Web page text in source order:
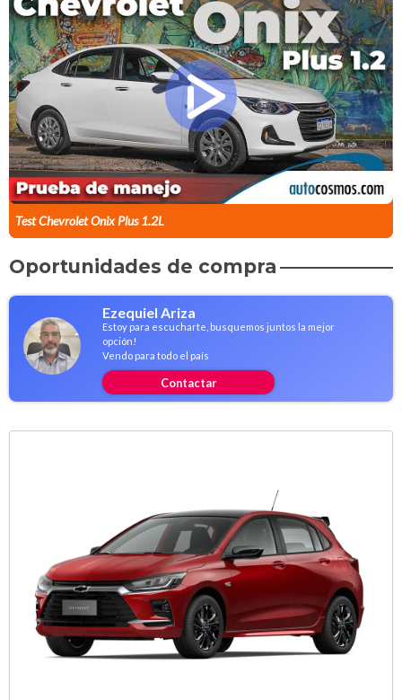
Test Chevrolet Onix Plus 1.2L
Oportunidades de compra
Ezequiel Ariza
Estoy para escucharte, busquemos juntos la mejor
opción!
Vendo para todo el país
Contactar